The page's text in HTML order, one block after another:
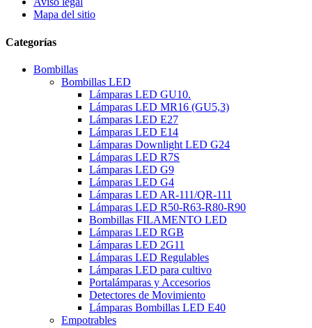
Mapa del sitio
Categorías
Bombillas
Bombillas LED
Lámparas LED GU10.
Lámparas LED MR16 (GU5,3)
Lámparas LED E27
Lámparas LED E14
Lámparas Downlight LED G24
Lámparas LED R7S
Lámparas LED G9
Lámparas LED G4
Lámparas LED AR-111/QR-111
Lámparas LED R50-R63-R80-R90
Bombillas FILAMENTO LED
Lámparas LED RGB
Lámparas LED 2G11
Lámparas LED Regulables
Lámparas LED para cultivo
Portalámparas y Accesorios
Detectores de Movimiento
Lámparas Bombillas LED E40
Empotrables